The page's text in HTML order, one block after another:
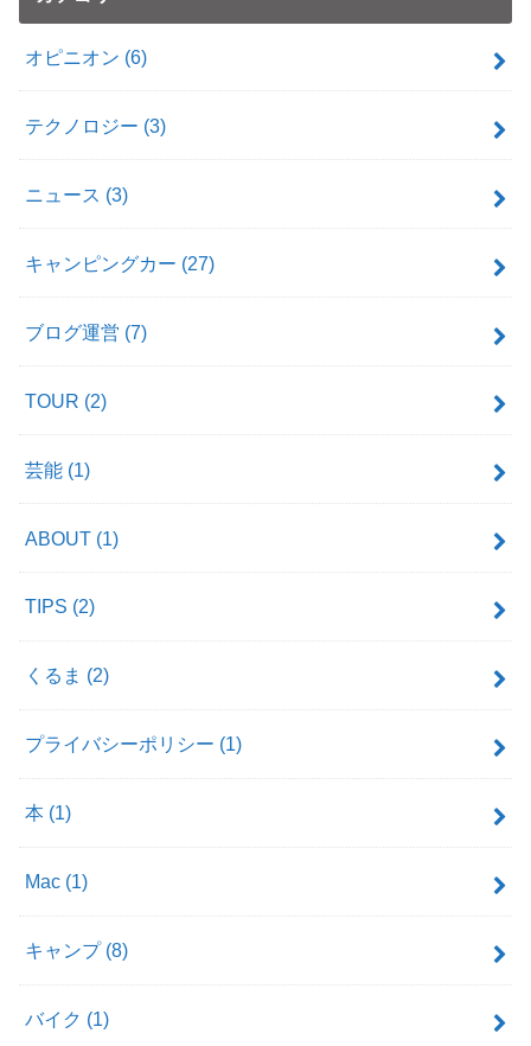
オピニオン (6)
テクノロジー (3)
ニュース (3)
キャンピングカー (27)
ブログ運営 (7)
TOUR (2)
芸能 (1)
ABOUT (1)
TIPS (2)
くるま (2)
プライバシーポリシー (1)
本 (1)
Mac (1)
キャンプ (8)
バイク (1)